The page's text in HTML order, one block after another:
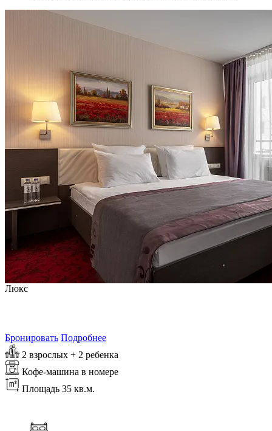
Люкс
Бронировать Подробнее
2 взрослых + 2 ребенка
Кофе-машина в номере
Площадь 35 кв.м.